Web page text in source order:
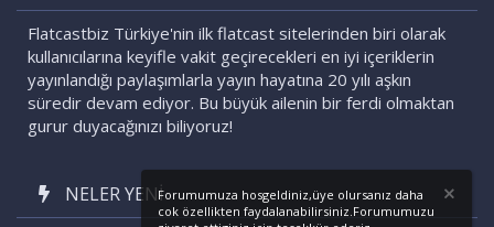
Flatcastbiz Türkiye'nin ilk flatcast sitelerinden biri olarak
kullanıcılarına keyifle vakit geçirecekleri en iyi içeriklerin
yayınlandığı paylaşımlarla yayın hayatına 20 yılı aşkın
süredir devam ediyor. Bu büyük ailenin bir ferdi olmaktan
gurur duyacağınızı biliyoruz!
NELER YENIForumumuza hosgeldiniz,üye olursanız daha
cok özellikten faydalanabilirsiniz.Forumumuzu